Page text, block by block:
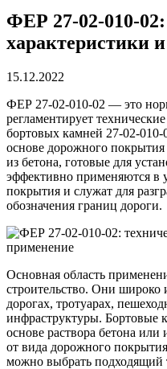
ФЕР 27-02-010-
характеристики
15.12.2022
ФЕР 27-02-010-02 — это
регламентирует
бортовых камней 27-02-
основе дорожного
из бетона, готовые для
эффективно применяются в
покрытия и служат для
обозначения границ дороги.
Основная область
строительство. Они широко
дорогах, тротуарах,
инфраструктуры. Бортовые
основе раствора бетона или
от вида дорожного
можно выбрать подходящий